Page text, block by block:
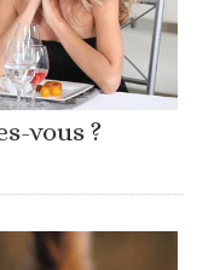
vous ?